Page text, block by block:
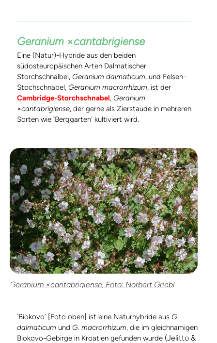
Geranium ×cantabrigiense
Eine (Natur)-Hybride aus den beiden
südosteuropäischen Arten Dalmatischer
Storchschnalbel, Geranium dalmaticum, und Felsen-
Stochschnabel, Geranium macrorrhizum, ist der
Cambridge-Storchschnabel, Geranium
×cantabrigiense, der gerne als Zierstaude in mehreren
Sorten wie `Berggarten´ kultiviert wird.
Geranium ×cantabrigiense, Foto: Norbert Griebl
`Biokovo´ [Foto oben] ist eine Naturhybride aus G.
dalmaticum und G. macrorrhizum, die im gleichnamigen
Biokovo-Gebirge in Kroatien gefunden wurde (Jelitto &